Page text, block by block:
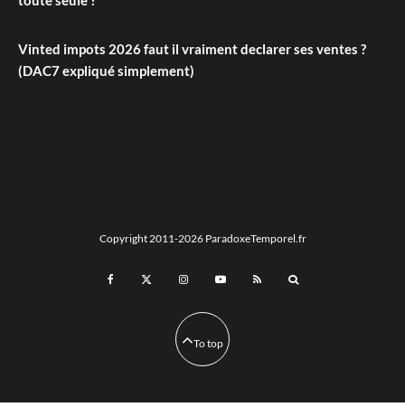
Vinted impots 2026 faut il vraiment declarer ses ventes ?
(DAC7 expliqué simplement)
Copyright 2011-2026 ParadoxeTemporel.fr
To top